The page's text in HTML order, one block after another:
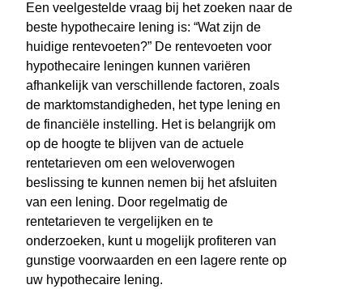
Een veelgestelde vraag bij het zoeken naar de
beste hypothecaire lening is: “Wat zijn de
huidige rentevoeten?” De rentevoeten voor
hypothecaire leningen kunnen variëren
afhankelijk van verschillende factoren, zoals
de marktomstandigheden, het type lening en
de financiële instelling. Het is belangrijk om
op de hoogte te blijven van de actuele
rentetarieven om een weloverwogen
beslissing te kunnen nemen bij het afsluiten
van een lening. Door regelmatig de
rentetarieven te vergelijken en te
onderzoeken, kunt u mogelijk profiteren van
gunstige voorwaarden en een lagere rente op
uw hypothecaire lening.